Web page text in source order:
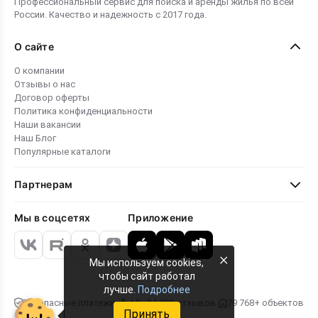
России. Качество и надежность с 2017 года.
О сайте
О компании
Отзывы о нас
Договор оферты
Политика конфиденциальности
Наши вакансии
Наш Блог
Популярные каталоги
Партнерам
Мы в соцсетях Приложение
Безопасные платежи 4.8 · 24 000 отзывов 79 768+ объектов
Мы используем cookies,
чтобы сайт работал
лучше. Подробнее
×
Принять